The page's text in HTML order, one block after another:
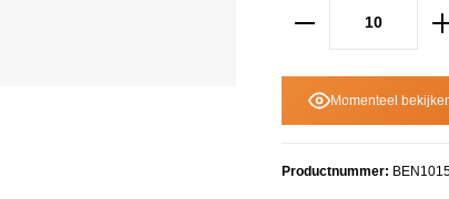
Momenteel
Productnummer: